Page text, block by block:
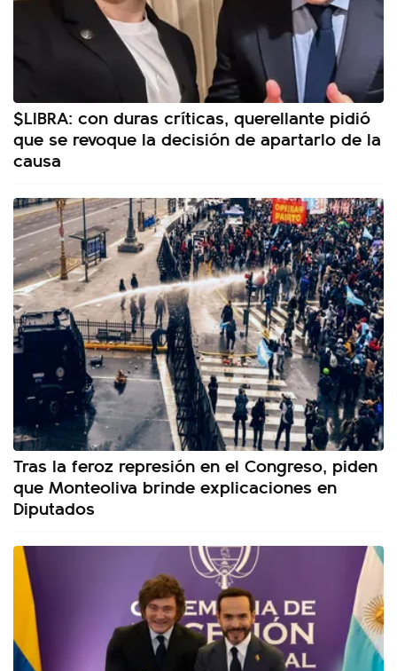
$LIBRA: con duras críticas, querellante pidió
que se revoque la decisión de apartarlo de la
causa
Tras la feroz represión en el Congreso, piden
que Monteoliva brinde explicaciones en
Diputados